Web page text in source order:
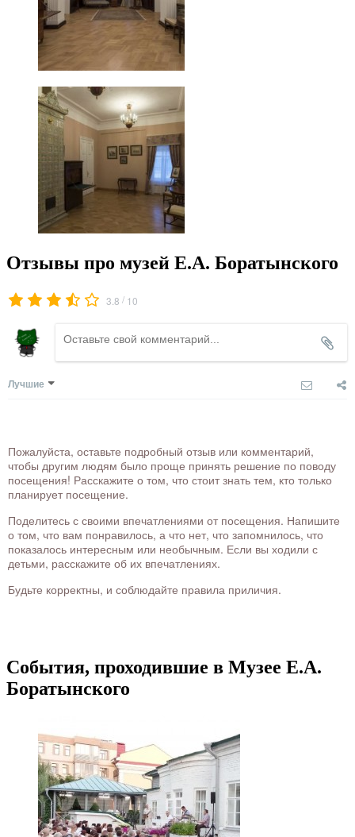
Отзывы про музей Е.А. Боратынского
3.8 / 10
Лучшие
Пожалуйста, оставьте подробный отзыв или комментарий,
чтобы другим людям было проще принять решение по поводу
посещения! Расскажите о том, что стоит знать тем, кто только
планирует посещение.
Поделитесь с своими впечатлениями от посещения. Напишите
о том, что вам понравилось, а что нет, что запомнилось, что
показалось интересным или необычным. Если вы ходили с
детьми, расскажите об их впечатлениях.
Будьте корректны, и соблюдайте правила приличия.
События, проходившие в Музее Е.А.
Боратынского